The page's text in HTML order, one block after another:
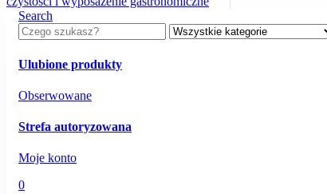
Search
Ulubione produkty
Obserwowane
Strefa autoryzowana
Moje konto
0